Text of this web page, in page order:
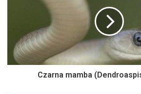
Czarna mamba